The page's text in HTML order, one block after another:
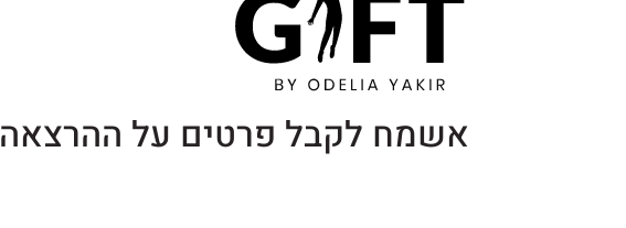
אשמח לקבל פרטים על ההרצאה